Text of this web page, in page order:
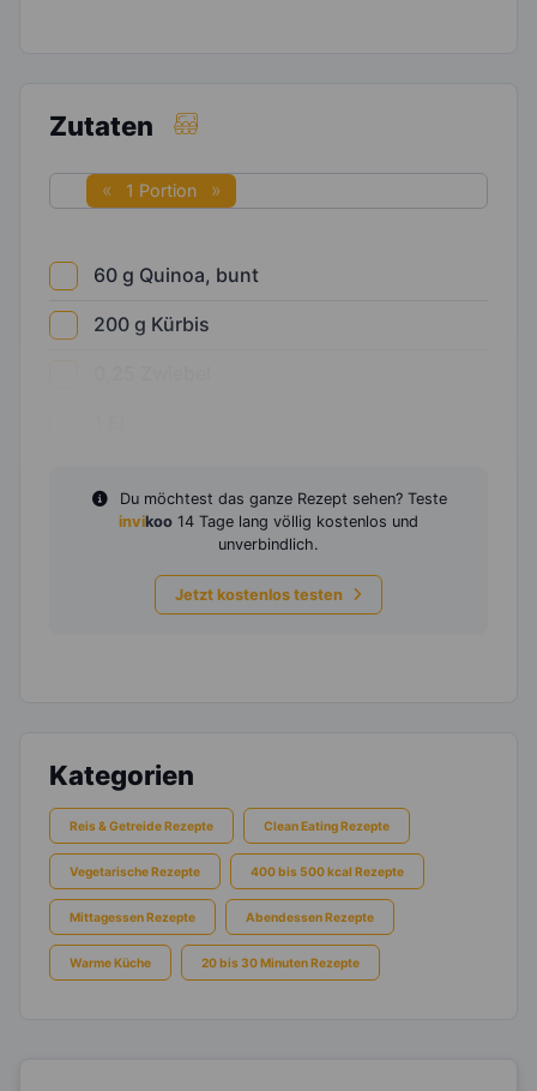
Zutaten
1 Portion
60 g Quinoa, bunt
200 g Kürbis
Du möchtest das ganze Rezept sehen? Teste
invikoo 14 Tage lang völlig kostenlos und
unverbindlich.
Jetzt kostenlos testen
Kategorien
Reis & Getreide Rezepte Clean Eating Rezepte
Vegetarische Rezepte 400 bis 500 kcal Rezepte
Mittagessen Rezepte Abendessen Rezepte
Warme Küche 20 bis 30 Minuten Rezepte